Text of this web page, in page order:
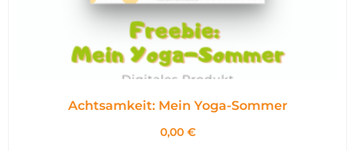
Achtsamkeit: Mein Yoga-Sommer
0,00 €